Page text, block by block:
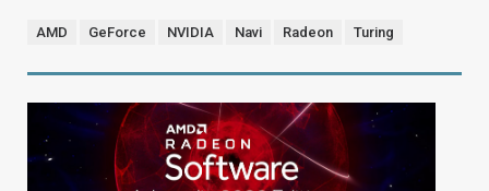
AMD GeForce NVIDIA Navi Radeon Turing